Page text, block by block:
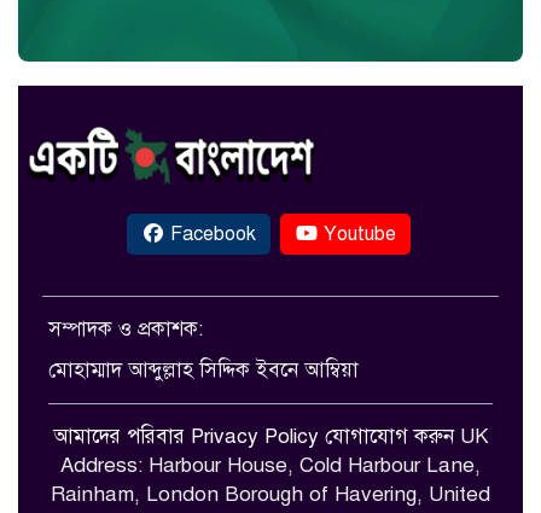
Facebook Youtube
সম্পাদক ও প্রকাশক:
মোহাম্মাদ আব্দুল্লাহ সিদ্দিক ইবনে আম্বিয়া
আমাদের পরিবার Privacy Policy যোগাযোগ করুনUK
Address: Harbour House, Cold Harbour Lane,
Rainham, London Borough of Havering, United